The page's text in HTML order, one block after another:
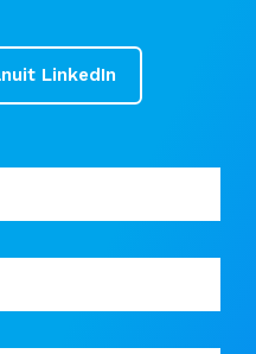
LinkedIn